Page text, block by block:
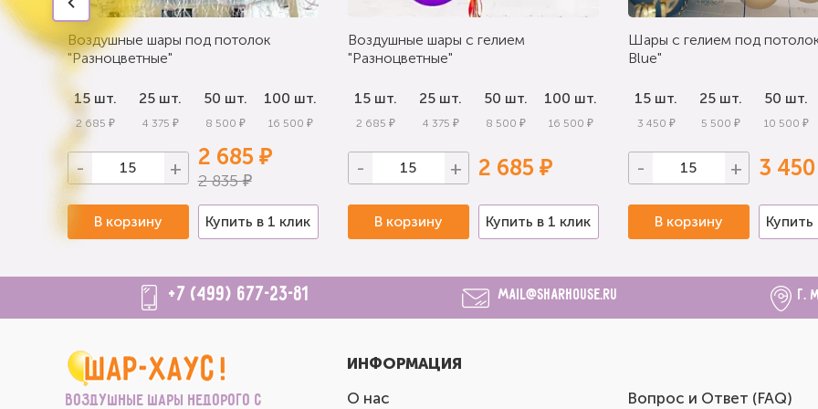
Воздушные шары под потолок
"Разноцветные"
15 шт.
2 685 ₽
25 шт.
4 375 ₽
50 шт.
8 500 ₽
100 шт.
16 500 ₽
- + 2 685 ₽
2 835 ₽
В корзину Купить в 1 клик
Воздушные шары с гелием
"Разноцветные"
15 шт.
2 685 ₽
25 шт.
4 375 ₽
50 шт.
8 500 ₽
100 шт.
16 500 ₽
- + 2 685 ₽
В корзину Купить в 1 клик
Шары с гелием под
Blue"
15 шт.
3 450 ₽
25 шт.
5 500 ₽
50 шт.
10 500 ₽
- + 3
В корзину Купить
+7 (499) 677-23-81 mail@sharhouse.ru г.
Воздушные шары недорого с
ИНФОРМАЦИЯ
О нас
Вопрос и Ответ (FAQ)